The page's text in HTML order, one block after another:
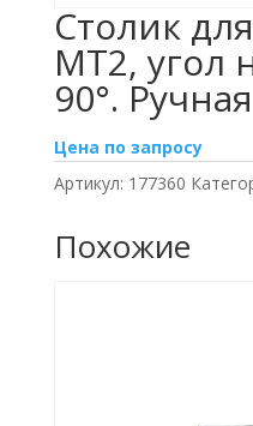
Столик
МТ2, угол
90°.
Цена по запросу
Артикул: 177360
Похожие